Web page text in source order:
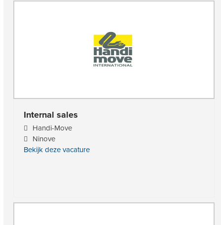
Internal sales
Handi-Move
Ninove
Bekijk deze vacature